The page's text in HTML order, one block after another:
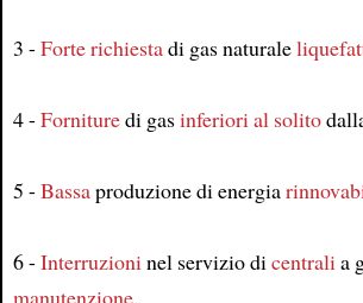
3 - Forte richiestadi gas naturale
4 - Fornituredi gasinferiorial solito
5 - Bassaproduzione di energia
6 - Interruzioninel servizio dicentralia
manutenzione.